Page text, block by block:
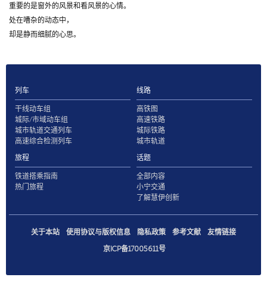
重要的是窗外的风景和看风景的心情。
处在嘈杂的动态中，
却是静而细腻的心思。
列车
干线动车组
城际/市域动车组
城市轨道交通列车
高速综合检测列车
线路
高铁图
高速铁路
城际铁路
城市轨道
旅程
铁道搭乘指南
热门旅程
话题
全部内容
小宁交通
了解慧伊创新
关于本站 使用协议与版权信息 隐私政策 参考文献
友情链接
京ICP备17005611号